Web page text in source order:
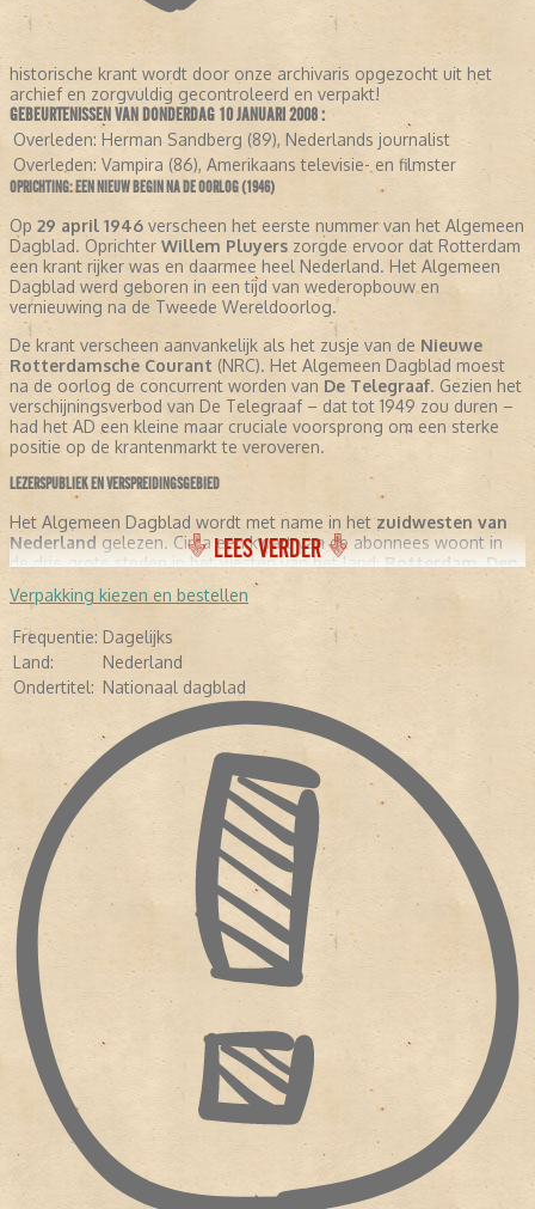
historische krant wordt door onze archivaris opgezocht uit het
archief en zorgvuldig gecontroleerd en verpakt!
GEBEURTENISSEN VAN DONDERDAG 10 JANUARI 2008 :
Overleden: Herman Sandberg (89), Nederlands journalist
Overleden: Vampira (86), Amerikaans televisie- en filmster
OPRICHTING: EEN NIEUW BEGIN NA DE OORLOG (1946)
Op 29 april 1946 verscheen het eerste nummer van het Algemeen
Dagblad. Oprichter Willem Pluyers zorgde ervoor dat Rotterdam
een krant rijker was en daarmee heel Nederland. Het Algemeen
Dagblad werd geboren in een tijd van wederopbouw en
vernieuwing na de Tweede Wereldoorlog.
De krant verscheen aanvankelijk als het zusje van de Nieuwe
Rotterdamsche Courant (NRC). Het Algemeen Dagblad moest
na de oorlog de concurrent worden van De Telegraaf. Gezien het
verschijningsverbod van De Telegraaf – dat tot 1949 zou duren –
had het AD een kleine maar cruciale voorsprong om een sterke
positie op de krantenmarkt te veroveren.
LEZERSPUBLIEK EN VERSPREIDINGSGEBIED
Het Algemeen Dagblad wordt met name in het zuidwesten van
Nederland gelezen. Circa een kwart van de abonnees woont in
de drie grote steden in het westen van het land:Rotterdam,Den
. De krant heeft een sterke regionale verankering
gecombineerd met een landelijke nieuwsvoorziening.
EIGENDOMSSTRUCTUUR EN OVERNAME (1964-1995)
In 1964besloot de Nieuwe Rotterdamsche Courant NV het
Algemeen Dagblad van de hand te doen. De
Dagbladunie bv (NDU)
– een samenwerking tussen NRC en
Algemeen Handelsblad – nam het dagblad over.
verkocht NDU al haar dagbladen aan PCM Uitgevers
pakket omvatte naast het Algemeen Dagblad ook:
Het Parool
Trouw
De Volkskrant
Tegenwoordig behoort het Algemeen Dagblad tot
DPG Media
Nederland
(voorheen een joint venture van PCM en Wegener,
later De Persgroep). Sinds 2015 is DPG Media de grootste
mediaorganisatie van Nederland.
DE STRIJD MET DE TELEGRAAF
Vanaf het moment dat De Telegraaf in
weer mocht
verschijnen, was het Algemeen Dagblad de tweede krant van
Nederland qua oplage en bereik. Deze positie hield stand tot eind
jaren tachtig.
Ledenverlies in de jaren negentig:De krant verloor eind jaren
LEES VERDER
Verpakking kiezen en bestellen
Frequentie: Dagelijks
Land:
Nederland
Ondertitel: Nationaal dagblad